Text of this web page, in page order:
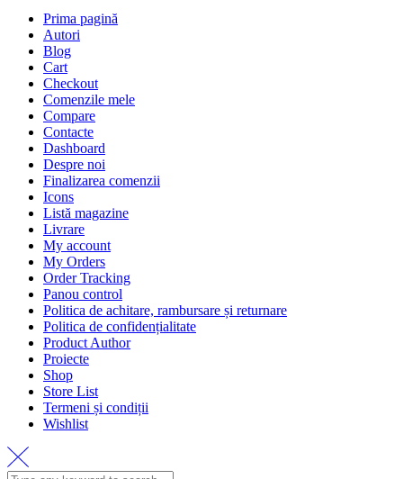
Prima pagină
Autori
Blog
Cart
Checkout
Comenzile mele
Compare
Contacte
Dashboard
Despre noi
Finalizarea comenzii
Icons
Listă magazine
Livrare
My account
My Orders
Order Tracking
Panou control
Politica de achitare, rambursare și returnare
Politica de confidențialitate
Product Author
Proiecte
Shop
Store List
Termeni și condiții
Wishlist